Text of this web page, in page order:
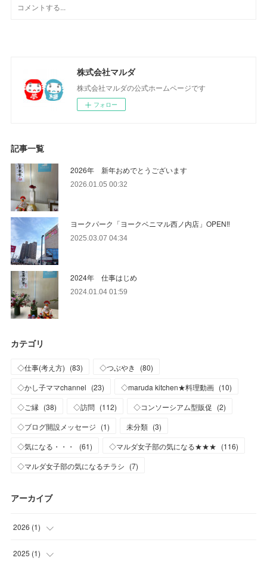
株式会社マルダ
株式会社マルダの公式ホームページです
フォロー
記事一覧
2026年 新年おめでとうございます
2026.01.05 00:32
ヨークパーク「ヨークベニマル西ノ内店」OPEN‼
2025.03.07 04:34
2024年 仕事はじめ
2024.01.04 01:59
カテゴリ
◇仕事(考え方) (83) ◇つぶやき (80)
◇かし子ママchannel (23) ◇maruda kitchen★料理動画 (10)
◇ご縁 (38) ◇訪問 (112) ◇コンソーシアム型販促 (2)
◇ブログ開設メッセージ (1) 未分類 (3)
◇気になる・・・
(61) ◇マルダ女子部の気になる★★★ (116)
◇マルダ女子部の気になるチラシ (7)
アーカイブ
2026 (1)
( )
2025 (1)